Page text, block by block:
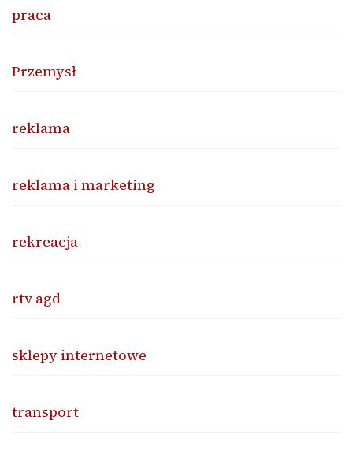
praca
Przemysł
reklama
reklama i marketing
rekreacja
rtv agd
sklepy internetowe
transport